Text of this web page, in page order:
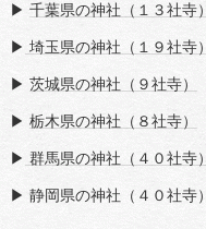
▶ 千葉県の神社（１３社寺）
▶ 埼玉県の神社（１９社寺）
▶ 茨城県の神社（９社寺）
▶ 栃木県の神社（８社寺）
▶ 群馬県の神社（４０社寺）
▶ 静岡県の神社（４０社寺）